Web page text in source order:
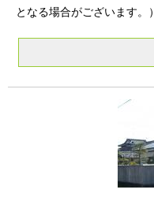
となる場合がございます。）